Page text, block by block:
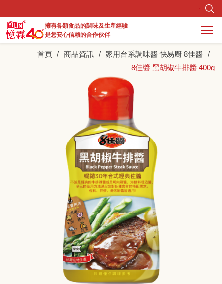
擁有各類食品的調味及生產經驗
是您安心信賴的合作伙伴
最新消息首頁 商品資訊
家用台系調味醬 快易廚 8佳醬
8佳醬 黑胡椒牛排醬 400g